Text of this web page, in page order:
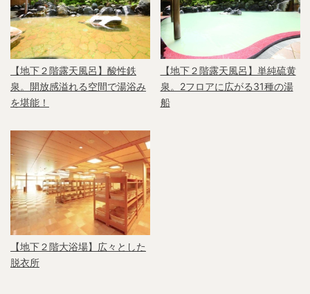
【地下２階露天風呂】酸性鉄
泉。開放感溢れる空間で湯浴み
を堪能！
【地下２階露天風呂】単純硫黄
泉。2フロアに広がる31種の湯
船
【地下２階大浴場】広々とした
脱衣所